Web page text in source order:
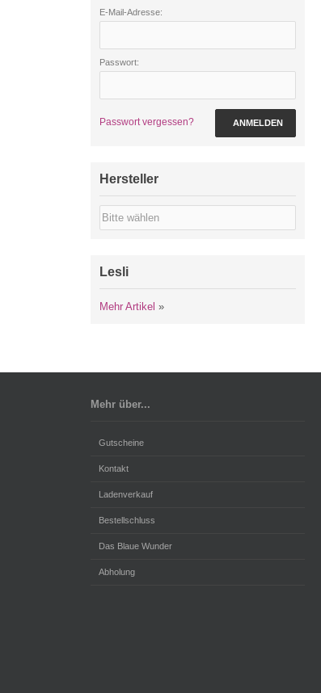
E-Mail-Adresse:
Passwort:
Passwort vergessen? ANMELDEN
Hersteller
Lesli
Mehr Artikel »
Mehr über...
Gutscheine
Kontakt
Ladenverkauf
Bestellschluss
Das Blaue Wunder
Abholung